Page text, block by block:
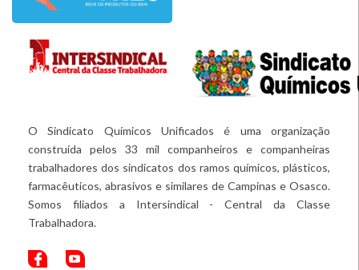
O Sindicato Químicos Unificados é uma organização
construída pelos 33 mil companheiros e companheiras
trabalhadores dos sindicatos dos ramos químicos, plásticos,
farmacêuticos, abrasivos e similares de Campinas e Osasco.
Somos filiados a Intersindical - Central da Classe
Trabalhadora.